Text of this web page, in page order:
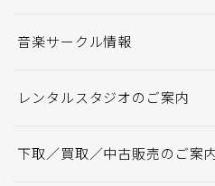
音楽サークル情報
レンタルスタジオのご案内
下取／買取／中古販売のご案